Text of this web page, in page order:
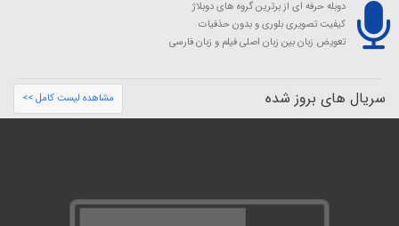
دوبله حرفه ای از برترین گروه های دوبلاژ
کیفیت تصویری بلوری و بدون حذفیات
تعویض زبان بین زبان اصلی فیلم و زبان فارسی
سریال های بروز شده مشاهده لیست کامل >>